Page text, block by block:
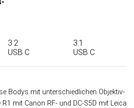
3.2
USB C
3.1
USB C
Bodys mit un­ter­schied­lichen Objek­tiv­
mit Canon RF- und DC-S5D mit Leica